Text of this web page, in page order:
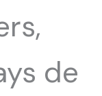
de